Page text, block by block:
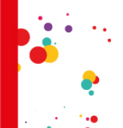
MAKAS
FRENCH